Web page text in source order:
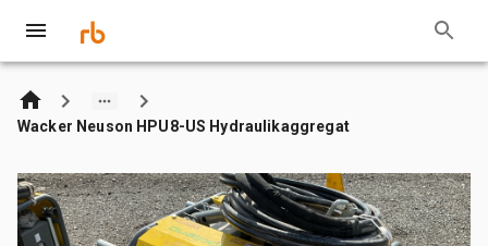
Wacker Neuson HPU8-US Hydraulikaggregat